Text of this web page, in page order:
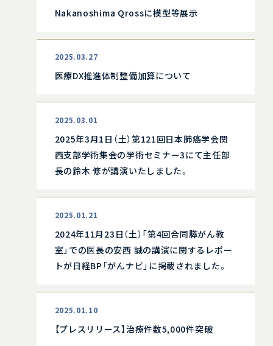
Nakanoshima Qrossに模型等展示
2025.03.27
医療DX推進体制整備加算について
2025.03.01
2025年3月1日（土）第121回日本肺癌学会関
西支部学術集会の学術セミナー3にて主任部
長の鈴木 修が講演いたしました。
2025.01.21
2024年11月23日（土）「第4回合同膵がん教
室」での医長の安西 誠の講演に関するレポー
トが日経BP「がんナビ」に掲載されました。
2025.01.10
【プレスリリース】治療件数5,000件突破